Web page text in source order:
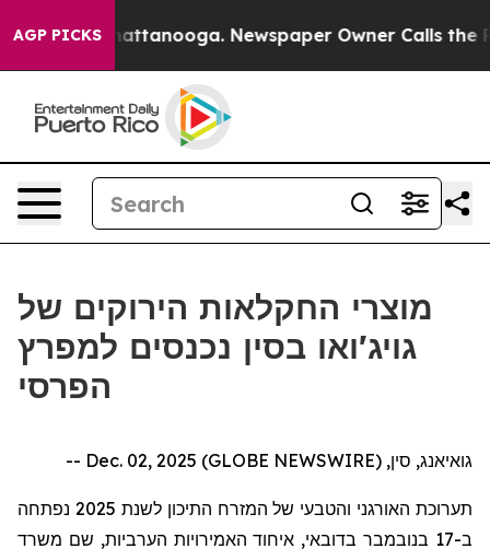
AGP PICKS
in Chattanooga. Newspaper Owner Calls the
מוצרי החקלאות הירוקים של
גויג'ואו בסין נכנסים למפרץ
הפרסי
גואיאנג, סין, Dec. 02, 2025 (GLOBE NEWSWIRE) --
תערוכת האורגני והטבעי של המזרח התיכון לשנת 2025 נפתחה
ב-17 בנובמבר בדובאי, איחוד האמירויות הערביות, שם משרד